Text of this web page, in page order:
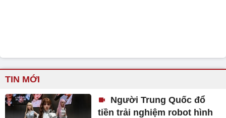
TIN MỚI
Người Trung Quốc đổ
tiền trải nghiệm robot hình